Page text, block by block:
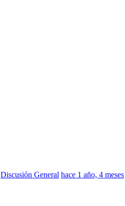
Discusión General hace 1 año, 4 meses